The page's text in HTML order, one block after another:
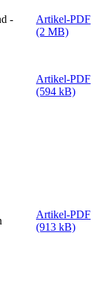
-
Artikel-PDF
(2 MB)
Artikel-PDF
(594 kB)
Artikel-PDF
(913 kB)